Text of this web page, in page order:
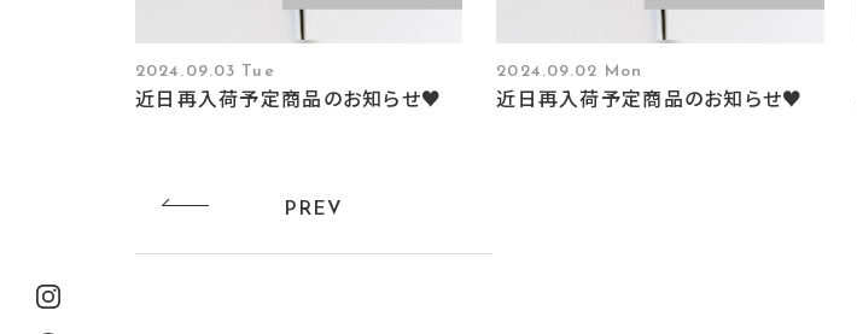
2024.09.03 Tue
近日再入荷予定商品のお知らせ♥
2024.09.02 Mon
近日再入荷予定商品のお知らせ♥
PREV